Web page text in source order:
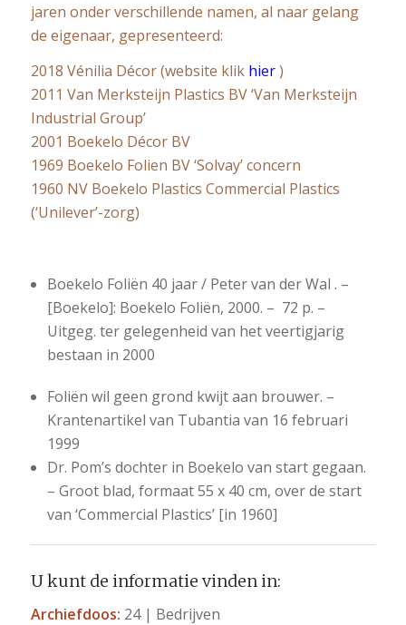
jaren onder verschillende namen, al naar gelang
de eigenaar, gepresenteerd:
2018 Vénilia Décor (website klik hier)
2011 Van Merksteijn Plastics BV ‘Van Merksteijn
Industrial Group’
2001 Boekelo Décor BV
1969 Boekelo Folien BV ‘Solvay’ concern
1960 NV Boekelo Plastics Commercial Plastics
(‘Unilever’-zorg)
Boekelo Foliën 40 jaar / Peter van der Wal . –
[Boekelo]: Boekelo Foliën, 2000. – 72 p. –
Uitgeg. ter gelegenheid van het veertigjarig
bestaan in 2000
Foliën wil geen grond kwijt aan brouwer. –
Krantenartikel van Tubantia van 16 februari
1999
Dr. Pom’s dochter in Boekelo van start gegaan.
– Groot blad, formaat 55 x 40 cm, over de start
van ‘Commercial Plastics’ [in 1960]
U kunt de informatie vinden in:
Archiefdoos: 24 | Bedrijven